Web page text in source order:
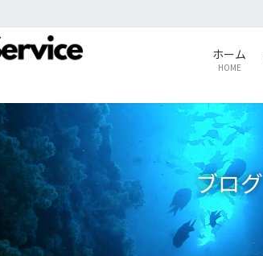
ホーム
HOME
ブログ